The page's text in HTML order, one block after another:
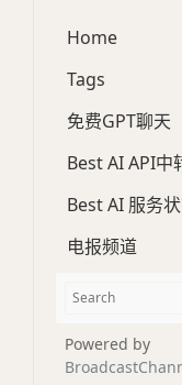
Home
Tags
免费GPT聊天
Best AI API中
Best AI 服务
电报频道
Powered by